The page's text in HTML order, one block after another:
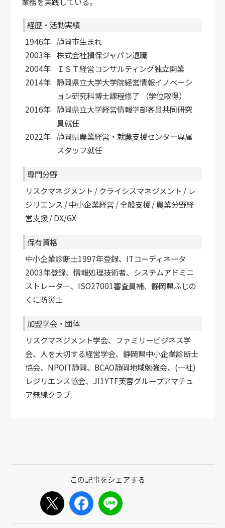
経歴・活動実績
1946年 静岡市生まれ
2003年 株式会社損保ジャパン退職
2004年
ＩＳＴ経営コンサルティング独立開業
2014年 静岡県立大学大学院経営情報イノベーシ
ョン研究科博士課程修了 （学位取得）
2016年 静岡県立大学経営情報学部客員共同研究
員就任
2022年 静岡県農業経営・就農支援センター専属
スタッフ就任
専門分野
リスクマネジメント / クライシスマネジメント / レ
ジリエンス / 中小企業経営 / 全般支援 / 農業分野経
営支援 / DX/GX
保有資格
中小企業診断士1997年登録、ITコーディネータ
2003年登録、情報処理技術者、システムアドミニ
ストレータ―、ISO27001審査員補、静岡県ふじの
くに防災士
加盟学会・団体
リスクマネジメント学会、ファミリービジネス学
会、人を大切する経営学会、静岡県中小企業診断士
協会、NPOIT静岡、BCAO静岡地域勉強会、(一社)
レジリエンス協会、JI1YTF芙蓉グループアマチュ
ア無線クラブ